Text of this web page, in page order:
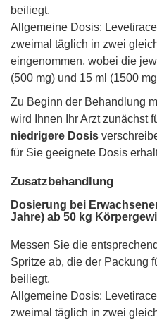
beiliegt.
Allgemeine Dosis:
zweimal täglich in zwei
eingenommen, wobei die
(500 mg) und 15 ml (1500
Zu Beginn der Behandlung
wird Ihnen Ihr Arzt zunächst
niedrigere Dosis
für Sie geeignete Dosis
Zusatzbehandlung
Dosierung bei
Jahre) ab 50 kg
Messen Sie die
Spritze ab, die der Packung
beiliegt.
Allgemeine Dosis:
zweimal täglich in zwei